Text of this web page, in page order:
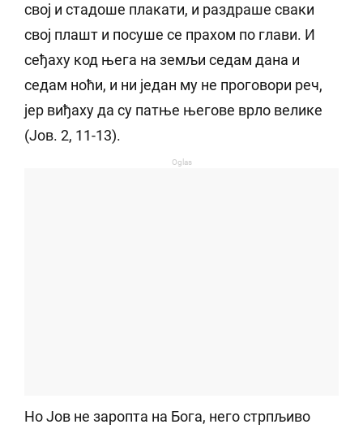
свој и стадоше плакати, и раздраше сваки
свој плашт и посуше се прахом по глави. И
сеђаху код њега на земљи седам дана и
седам ноћи, и ни један му не проговори реч,
јер виђаху да су патње његове врло велике
(Јов. 2, 11-13).
Oglas
Но Јов не заропта на Бога, него стрпљиво